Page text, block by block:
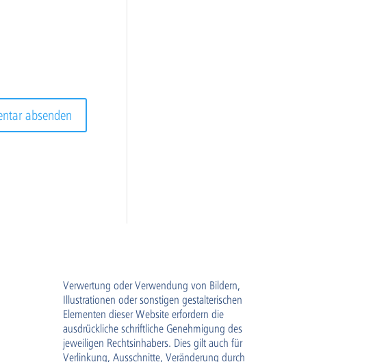
Verwertung oder Verwendung von Bildern,
Illustrationen oder sonstigen gestalterischen
Elementen dieser Website erfordern die
ausdrückliche schriftliche Genehmigung des
jeweiligen Rechtsinhabers. Dies gilt auch für
Verlinkung, Ausschnitte, Veränderung durch